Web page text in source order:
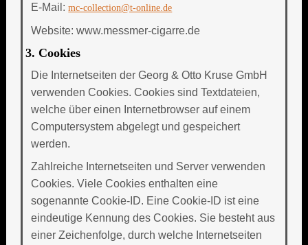
E-Mail:mc-collection@t-online.de
Website: www.messmer-cigarre.de
3. Cookies
Die Internetseiten der Georg & Otto Kruse GmbH
verwenden Cookies. Cookies sind Textdateien,
welche über einen Internetbrowser auf einem
Computersystem abgelegt und gespeichert
werden.
Zahlreiche Internetseiten und Server verwenden
Cookies. Viele Cookies enthalten eine
sogenannte Cookie-ID. Eine Cookie-ID ist eine
eindeutige Kennung des Cookies. Sie besteht aus
einer Zeichenfolge, durch welche Internetseiten